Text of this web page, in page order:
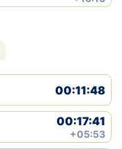
00:11:48
00:17:41
+05:53